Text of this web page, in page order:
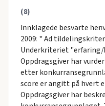
(8)
Innklagede besvarte
2009: " Ad
Underkriteriet
Oppdragsgiver har
etter
score er angitt på hvert
Oppdragsgiver har